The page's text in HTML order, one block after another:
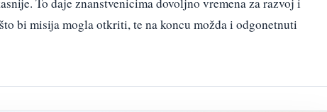
To daje znanstvenicima dovoljno vremena za razvoj i
bi misija mogla otkriti, te na koncu možda i odgonetnuti